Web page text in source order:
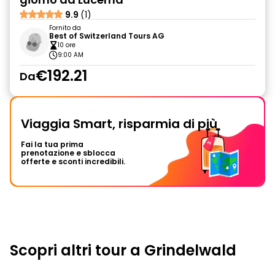
9.9 (1)
Fornito da
Best of Switzerland Tours AG
10 ore
9:00 AM
Da€192.21
Viaggia Smart, risparmia di più
Fai la tua prima
prenotazione e sblocca
offerte e sconti incredibili.
Scopri altri tour a Grindelwald